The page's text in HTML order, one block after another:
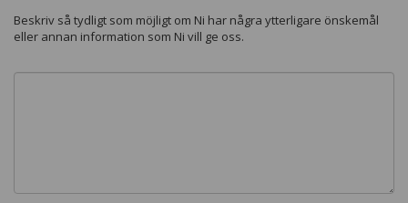
Beskriv så tydligt som möjligt om Ni har några ytterligare önskemål
eller annan information som Ni vill ge oss.